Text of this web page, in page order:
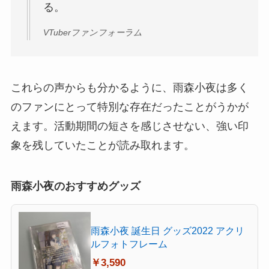
る。
VTuberファンフォーラム
これらの声からも分かるように、雨森小夜は多く
のファンにとって特別な存在だったことがうかが
えます。活動期間の短さを感じさせない、強い印
象を残していたことが読み取れます。
雨森小夜のおすすめグッズ
雨森小夜 誕生日 グッズ2022 アクリ
ルフォトフレーム
￥3,590